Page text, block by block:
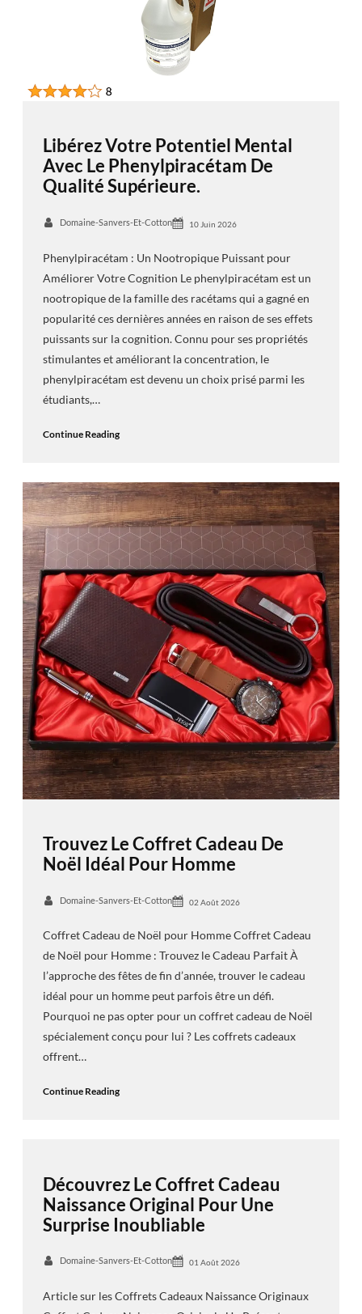
Libérez Votre Potentiel Mental
Avec Le Phenylpiracétam De
Qualité Supérieure.
Domaine-Sanvers-Et-Cotton 10 Juin 2026
Phenylpiracétam : Un Nootropique Puissant pour
Améliorer Votre Cognition Le phenylpiracétam est un
nootropique de la famille des racétams qui a gagné en
popularité ces dernières années en raison de ses effets
puissants sur la cognition. Connu pour ses propriétés
stimulantes et améliorant la concentration, le
phenylpiracétam est devenu un choix prisé parmi les
étudiants,…
Continue Reading
Trouvez Le Coffret Cadeau De
Noël Idéal Pour Homme
Domaine-Sanvers-Et-Cotton 02 Août 2026
Coffret Cadeau de Noël pour Homme Coffret Cadeau
de Noël pour Homme : Trouvez le Cadeau Parfait À
l’approche des fêtes de fin d’année, trouver le cadeau
idéal pour un homme peut parfois être un défi.
Pourquoi ne pas opter pour un coffret cadeau de Noël
spécialement conçu pour lui ? Les coffrets cadeaux
offrent…
Continue Reading
Découvrez Le Coffret Cadeau
Naissance Original Pour Une
Surprise Inoubliable
Domaine-Sanvers-Et-Cotton 01 Août 2026
Article sur les Coffrets Cadeaux Naissance Originaux